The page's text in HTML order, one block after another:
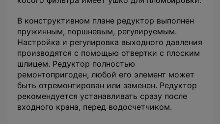
В конструктивном плане редуктор выполнен
пружинным, поршневым, регулируемым.
Настройка и регулировка выходного давления
производятся с помощью отвертки с плоским
шлицем. Редуктор полностью
ремонтопригоден, любой его элемент может
быть отремонтирован или заменен. Редуктор
рекомендуется устанавливать сразу после
входного крана, перед водосчетчиком.